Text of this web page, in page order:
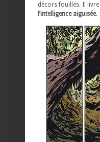
décors fouillés. Il livre
l’intelligence aiguisée.